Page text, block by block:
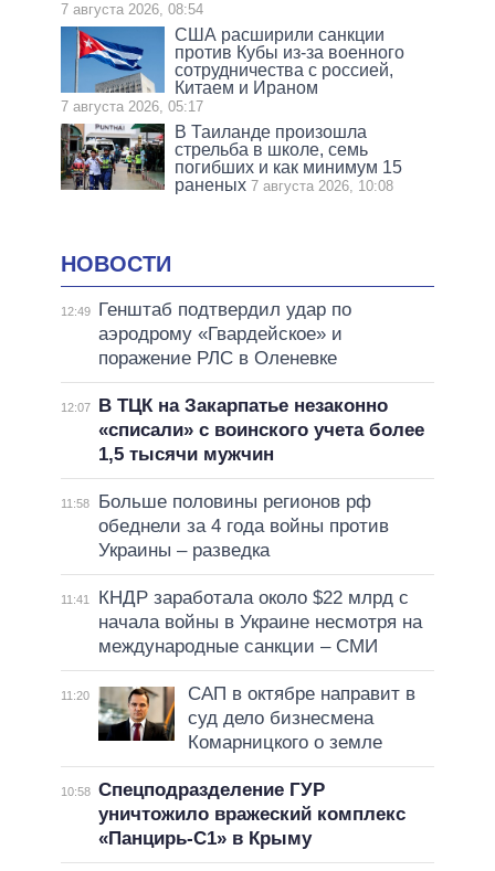
7 августа 2026, 08:54
США расширили санкции
против Кубы из-за военного
сотрудничества с россией,
Китаем и Ираном
7 августа 2026, 05:17
В Таиланде произошла
стрельба в школе, семь
погибших и как минимум 15
раненых 7 августа 2026, 10:08
НОВОСТИ
12:49
Генштаб подтвердил удар по
аэродрому «Гвардейское» и
поражение РЛС в Оленевке
12:07
В ТЦК на Закарпатье незаконно
«списали» с воинского учета более
1,5 тысячи мужчин
11:58
Больше половины регионов рф
обеднели за 4 года войны против
Украины – разведка
11:41
КНДР заработала около $22 млрд с
начала войны в Украине несмотря на
международные санкции – СМИ
11:20
САП в октябре направит в
суд дело бизнесмена
Комарницкого о земле
10:58 Спецподразделение ГУР
уничтожило вражеский комплекс
«Панцирь-С1» в Крыму